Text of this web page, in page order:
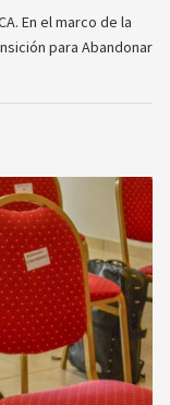
En el marco de la
para Abandonar